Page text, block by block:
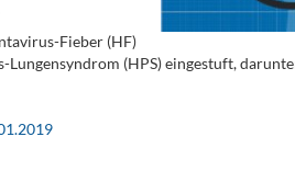
Fieber (HF)
(HPS) eingestuft,